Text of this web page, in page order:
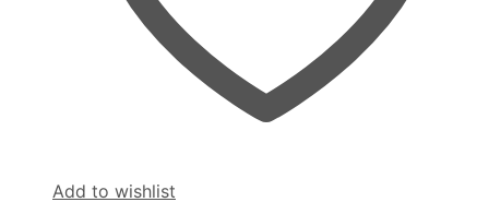
Add to wishlist